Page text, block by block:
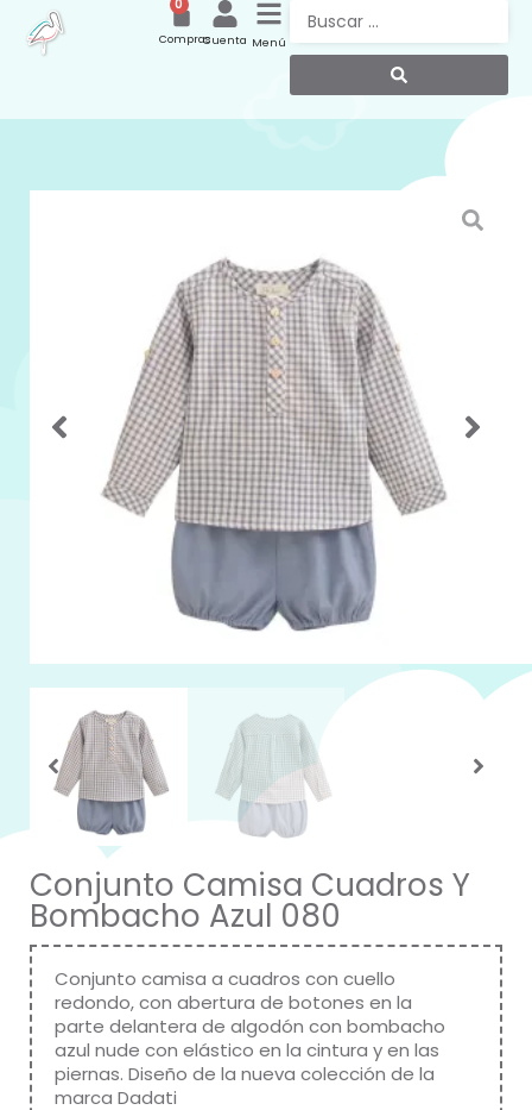
Menú
Cuenta
0
Compras
Conjunto Camisa Cuadros Y
Bombacho Azul 080
Conjunto camisa a cuadros con cuello
redondo, con abertura de botones en la
parte delantera de algodón con bombacho
azul nude con elástico en la cintura y en las
piernas. Diseño de la nueva colección de la
marca Dadati